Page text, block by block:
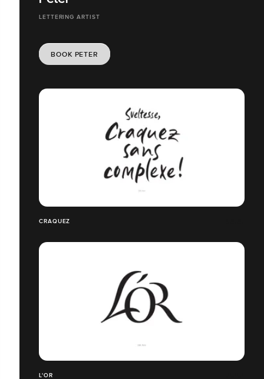
LETTERING ARTIST
BOOK PETER
CRAQUEZ
L'OR